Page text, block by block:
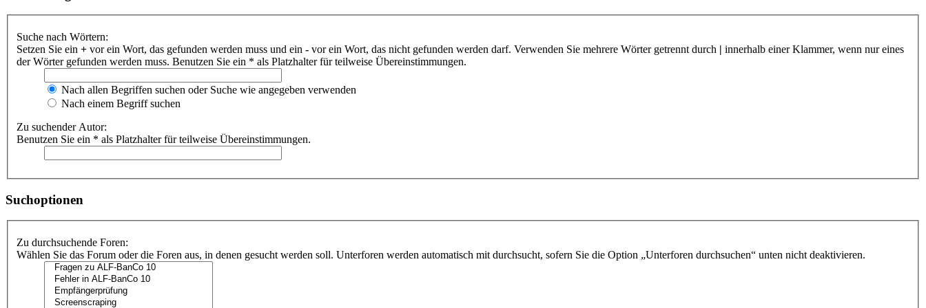
Suche nach Wörtern:
Setzen Sie ein + vor ein Wort, das gefunden werden muss und ein - vor ein Wort, das nicht gefunden werden darf. Verwenden Sie mehrere Wörter getrennt durch | innerhalb einer Klammer, wenn nur eines
der Wörter gefunden werden muss. Benutzen Sie ein * als Platzhalter für teilweise Übereinstimmungen.
Nach allen Begriffen suchen oder Suche wie angegeben verwenden
Nach einem Begriff suchen
Zu suchender Autor:
Benutzen Sie ein * als Platzhalter für teilweise Übereinstimmungen.
Suchoptionen
Zu durchsuchende Foren:
Wählen Sie das Forum oder die Foren aus, in denen gesucht werden soll. Unterforen werden automatisch mit durchsucht, sofern Sie die Option „Unterforen durchsuchen“ unten nicht deaktivieren.